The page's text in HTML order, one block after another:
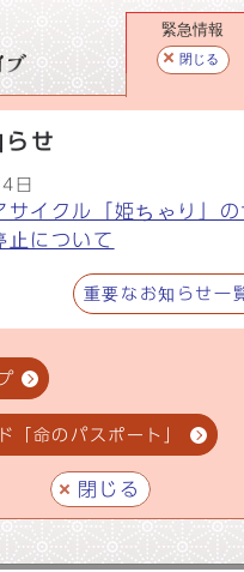
緊急情報
閉じる
せ
日
サイクル「姫ちゃり」の
止について
重要なお知らせ一
「命のパスポート」
閉じる